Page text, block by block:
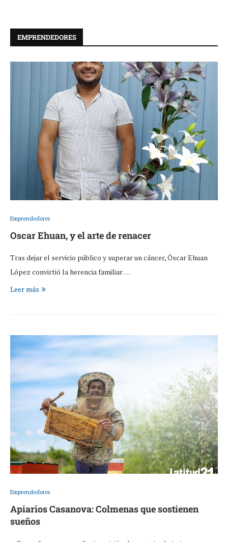
EMPRENDEDORES
Emprendedores
Oscar Ehuan, y el arte de renacer
Tras dejar el servicio público y superar un cáncer, Óscar Ehuan
López convirtió la herencia familiar …
Leer más
Emprendedores
Apiarios Casanova: Colmenas que sostienen
sueños